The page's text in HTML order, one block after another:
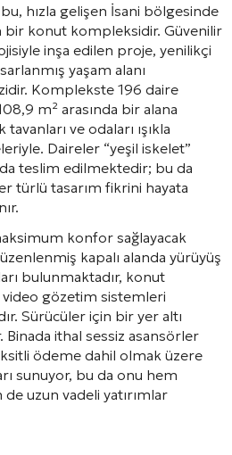
hızla gelişen İsani bölgesinde
bir konut kompleksidir. Güvenilir
inşa edilen proje, yenilikçi
yaşam alanı
. Komplekste 196 daire
m² arasında bir alana
ve odaları ışıkla
. Daireler “yeşil iskelet”
teslim edilmektedir; bu da
türlü tasarım fikrini hayata
.
konfor sağlayacak
kapalı alanda yürüyüş
bulunmaktadır, konut
gözetim sistemleri
. Sürücüler için bir yer altı
. Binada ithal sessiz asansörler
ödeme dahil olmak üzere
sunuyor, bu da onu hem
uzun vadeli yatırımlar